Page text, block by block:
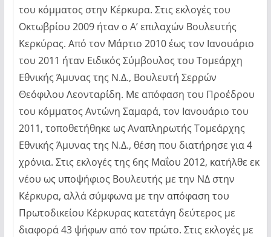
του κόμματος στην Κέρκυρα. Στις εκλογές του
Οκτωβρίου 2009 ήταν ο Α’ επιλαχών Βουλευτής
Κερκύρας. Από τον Μάρτιο 2010 έως τον Ιανουάριο
του 2011 ήταν Ειδικός Σύμβουλος του Τομεάρχη
Εθνικής Άμυνας της Ν.Δ., Βουλευτή Σερρών
Θεόφιλου Λεονταρίδη. Με απόφαση του Προέδρου
του κόμματος Αντώνη Σαμαρά, τον Ιανουάριο του
2011, τοποθετήθηκε ως Αναπληρωτής Τομεάρχης
Εθνικής Άμυνας της Ν.Δ., θέση που διατήρησε για 4
χρόνια. Στις εκλογές της 6ης Μαΐου 2012, κατήλθε εκ
νέου ως υποψήφιος Βουλευτής με την ΝΔ στην
Κέρκυρα, αλλά σύμφωνα με την απόφαση του
Πρωτοδικείου Κέρκυρας κατετάγη δεύτερος με
διαφορά 43 ψήφων από τον πρώτο. Στις εκλογές με